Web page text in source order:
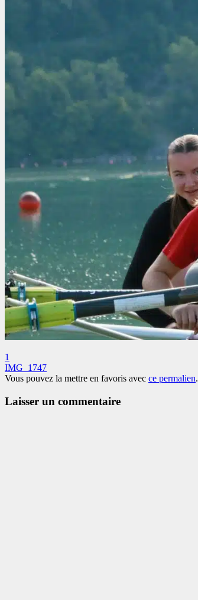
1
IMG_1747
Vous pouvez la mettre en favoris avec ce permalien.
Laisser un commentaire